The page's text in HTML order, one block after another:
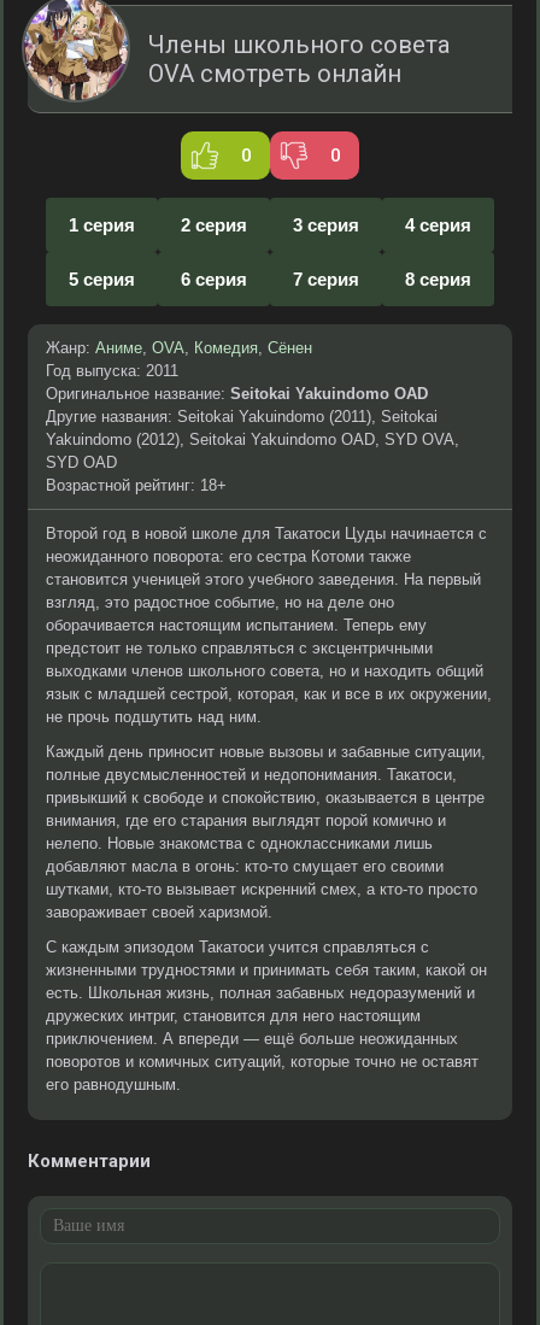
Члены школьного совета
OVA смотреть онлайн
0 0
1 серия 2 серия 3 серия 4 серия
5 серия 6 серия 7 серия 8 серия
Жанр: Аниме, OVA, Комедия, Сёнен
Год выпуска: 2011
Оригинальное название: Seitokai Yakuindomo OAD
Другие названия: Seitokai Yakuindomo (2011), Seitokai
Yakuindomo (2012), Seitokai Yakuindomo OAD, SYD OVA,
SYD OAD
Возрастной рейтинг: 18+
Второй год в новой школе для Такатоси Цуды начинается с
неожиданного поворота: его сестра Котоми также
становится ученицей этого учебного заведения. На первый
взгляд, это радостное событие, но на деле оно
оборачивается настоящим испытанием. Теперь ему
предстоит не только справляться с эксцентричными
выходками членов школьного совета, но и находить общий
язык с младшей сестрой, которая, как и все в их окружении,
не прочь подшутить над ним.
Каждый день приносит новые вызовы и забавные ситуации,
полные двусмысленностей и недопонимания. Такатоси,
привыкший к свободе и спокойствию, оказывается в центре
внимания, где его старания выглядят порой комично и
нелепо. Новые знакомства с одноклассниками лишь
добавляют масла в огонь: кто-то смущает его своими
шутками, кто-то вызывает искренний смех, а кто-то просто
завораживает своей харизмой.
С каждым эпизодом Такатоси учится справляться с
жизненными трудностями и принимать себя таким, какой он
есть. Школьная жизнь, полная забавных недоразумений и
дружеских интриг, становится для него настоящим
приключением. А впереди — ещё больше неожиданных
поворотов и комичных ситуаций, которые точно не оставят
его равнодушным.
Комментарии